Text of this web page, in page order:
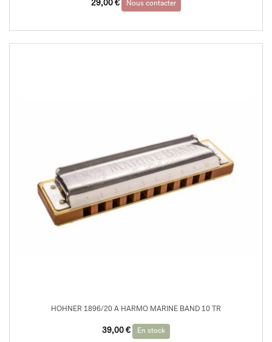
29,00 € Nous contacter
HOHNER 1896/20 A HARMO MARINE BAND 10 TR
39,00 € En stock